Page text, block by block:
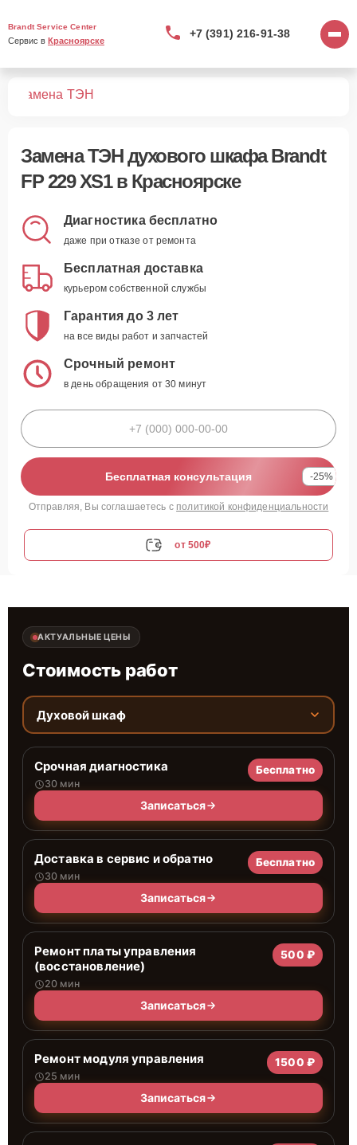
Brandt Service Center
Сервис в Красноярске
+7 (391) 216-91-38
Замена ТЭН
Замена ТЭН духового шкафа Brandt
FP 229 XS1 в Красноярске
Диагностика бесплатно
даже при отказе от ремонта
Бесплатная доставка
курьером собственной службы
Гарантия до 3 лет
на все виды работ и запчастей
Срочный ремонт
в день обращения от 30 минут
Бесплатная консультация -25%
Отправляя, Вы соглашаетесь с политикой конфиденциальности
от 500₽
АКТУАЛЬНЫЕ ЦЕНЫ
Стоимость работ
Духовой шкаф
Срочная диагностика
30 мин
Бесплатно
Записаться
Доставка в сервис и обратно
30 мин
Бесплатно
Записаться
Ремонт платы управления
(восстановление)
20 мин
500 ₽
Записаться
Ремонт модуля управления
25 мин
1500 ₽
Записаться